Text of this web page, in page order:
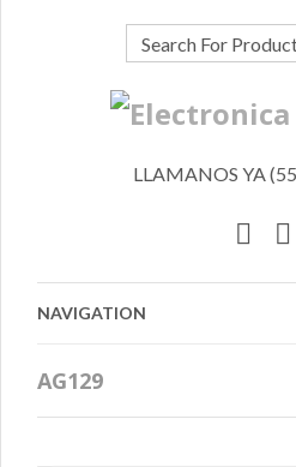
LLAMANOS YA
NAVIGATION
AG129